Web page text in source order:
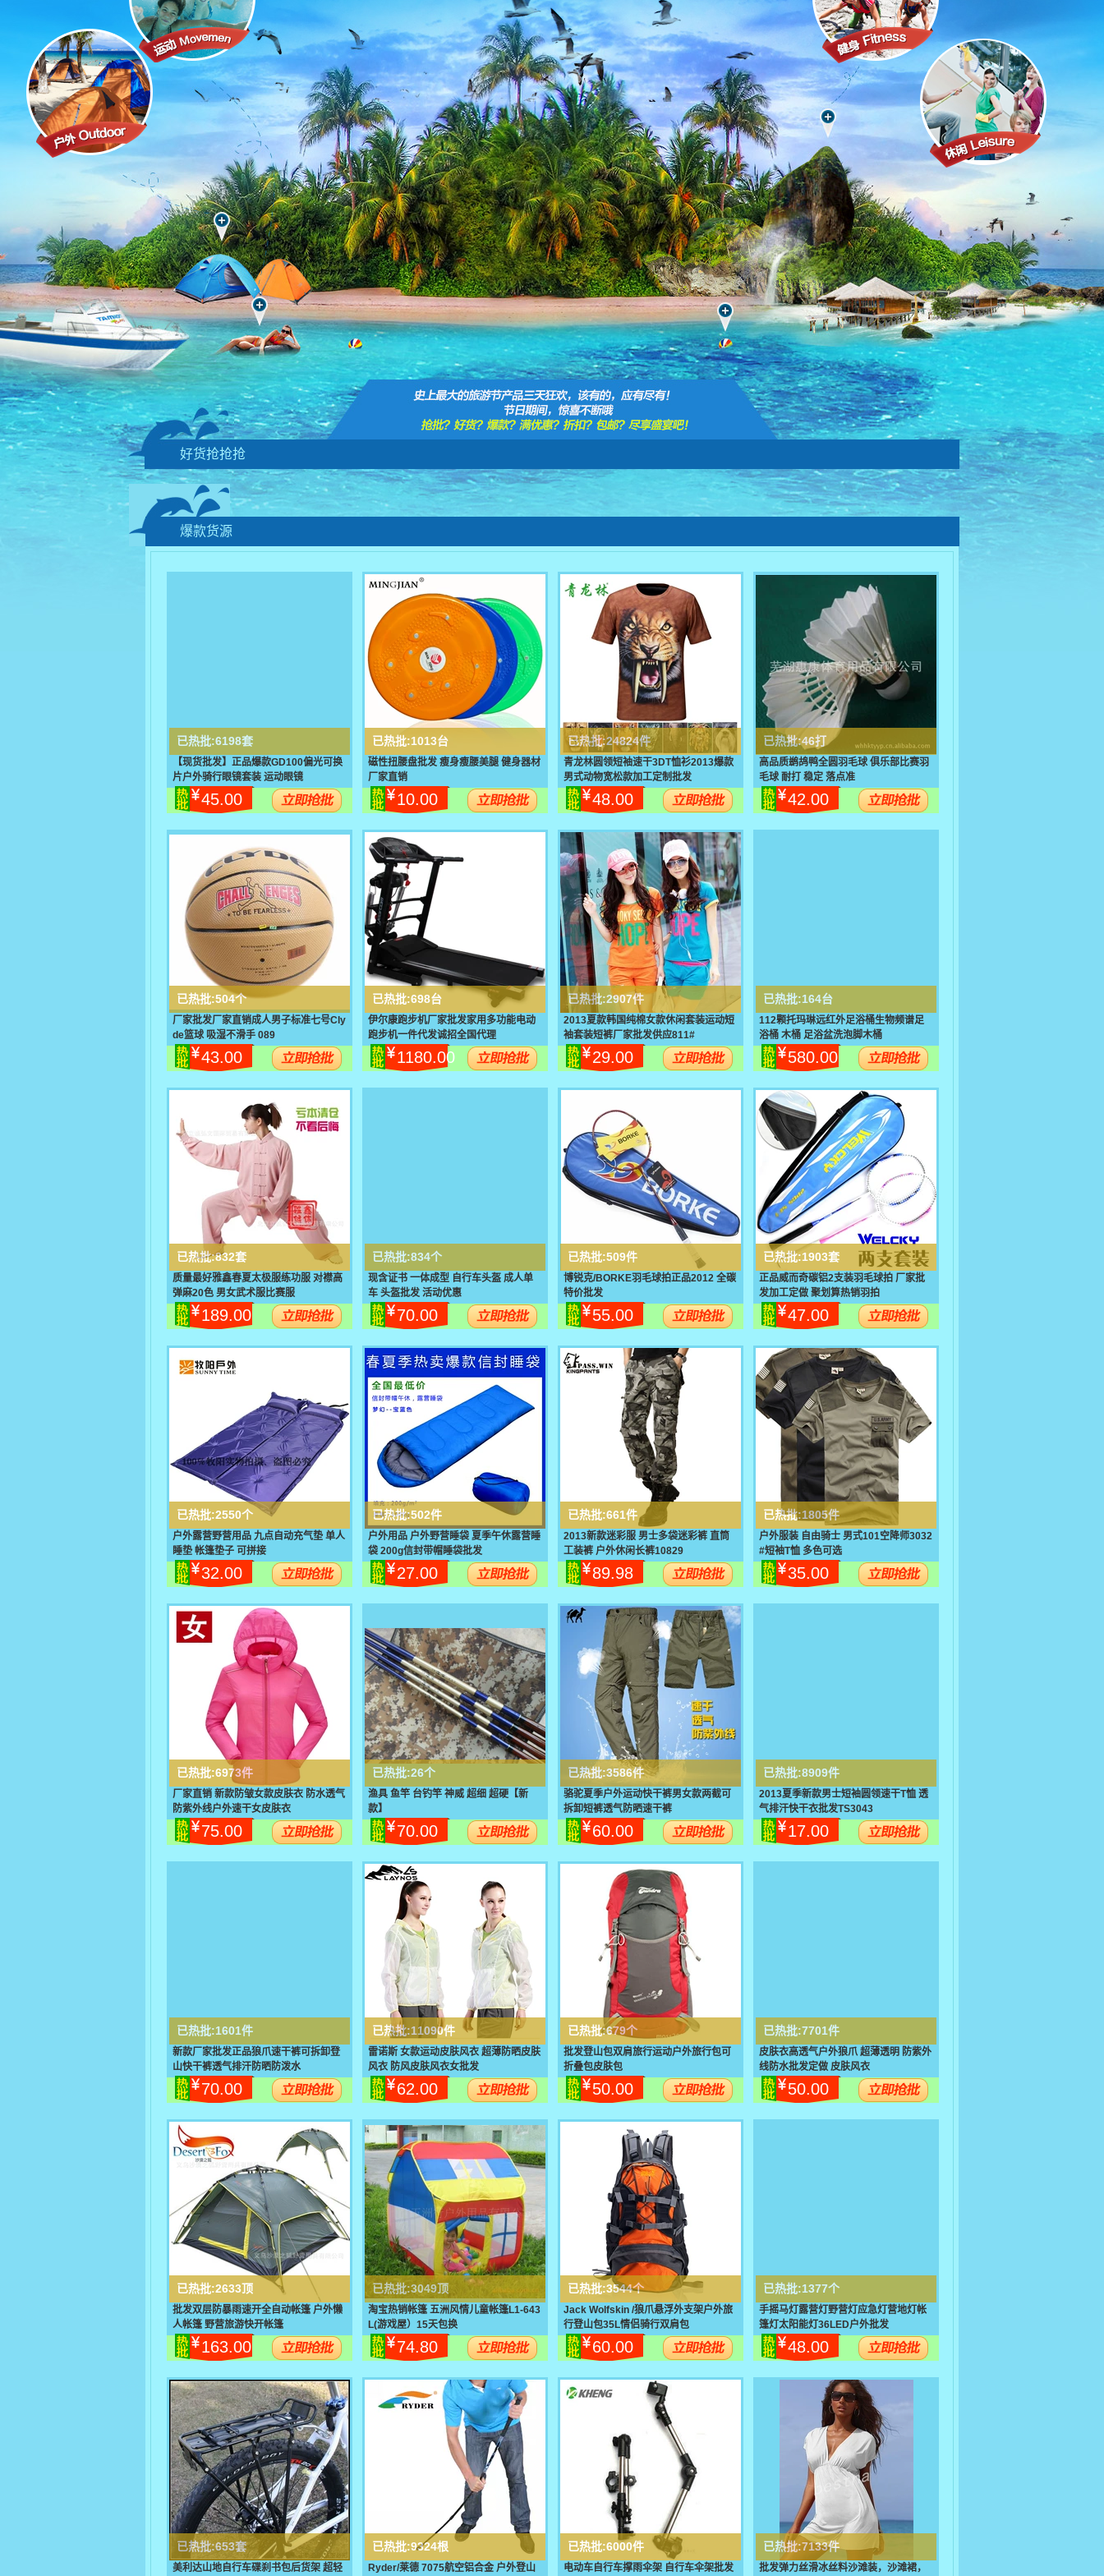
好货抢抢抢
爆款货源
已热批:6198套
【现货批发】正品爆款GD100偏光可换
片户外骑行眼镜套装 运动眼镜
45.00
已热批:1013台
磁性扭腰盘批发 瘦身瘦腰美腿 健身器材
厂家直销
10.00
已热批:24824件
青龙林圆领短袖速干3DT恤衫2013爆款
男式动物宽松款加工定制批发
48.00
已热批:46打
高品质鹚鸪鸭全圆羽毛球 俱乐部比赛羽
毛球 耐打 稳定 落点准
42.00
已热批:504个
厂家批发厂家直销成人男子标准七号Cly
de篮球 吸湿不滑手 089
43.00
已热批:698台
伊尔康跑步机厂家批发家用多功能电动
跑步机一件代发诚招全国代理
1180.00
已热批:2907件
2013夏款韩国纯棉女款休闲套装运动短
袖套装短裤厂家批发供应811#
29.00
已热批:164台
112颗托玛琳远红外足浴桶生物频谱足
浴桶 木桶 足浴盆洗泡脚木桶
580.00
已热批:832套
质量最好雅鑫春夏太极服练功服 对襟高
弹麻20色 男女武术服比赛服
189.00
已热批:834个
现含证书 一体成型 自行车头盔 成人单
车 头盔批发 活动优惠
70.00
已热批:509件
博锐克/BORKE羽毛球拍正品2012 全碳
特价批发
55.00
已热批:1903套
正品威而奇碳铝2支装羽毛球拍 厂家批
发加工定做 聚划算热销羽拍
47.00
已热批:2550个
户外露营野营用品 九点自动充气垫 单人
睡垫 帐篷垫子 可拼接
32.00
已热批:502件
户外用品 户外野营睡袋 夏季午休露营睡
袋 200g信封带帽睡袋批发
27.00
已热批:661件
2013新款迷彩服 男士多袋迷彩裤 直筒
工装裤 户外休闲长裤10829
89.98
已热批:1805件
户外服装 自由骑士 男式101空降师3032
#短袖T恤 多色可选
35.00
已热批:6973件
厂家直销 新款防皱女款皮肤衣 防水透气
防紫外线户外速干女皮肤衣
75.00
已热批:26个
渔具 鱼竿 台钓竿 神威 超细 超硬【新
款】
70.00
已热批:3586件
骆驼夏季户外运动快干裤男女款两截可
拆卸短裤透气防晒速干裤
60.00
已热批:8909件
2013夏季新款男士短袖圆领速干T恤 透
气排汗快干衣批发TS3043
17.00
已热批:1601件
新款厂家批发正品狼爪速干裤可拆卸登
山快干裤透气排汗防晒防泼水
70.00
已热批:11090件
雷诺斯 女款运动皮肤风衣 超薄防晒皮肤
风衣 防风皮肤风衣女批发
62.00
已热批:679个
批发登山包双肩旅行运动户外旅行包可
折叠包皮肤包
50.00
已热批:7701件
皮肤衣高透气户外狼爪 超薄透明 防紫外
线防水批发定做 皮肤风衣
50.00
已热批:2633顶
批发双层防暴雨速开全自动帐篷 户外懒
人帐篷 野营旅游快开帐篷
163.00
已热批:3049顶
淘宝热销帐篷 五洲风情儿童帐篷L1-643
L(游戏屋）15天包换
74.80
已热批:3544个
Jack Wolfskin /狼爪悬浮外支架户外旅
行登山包35L情侣骑行双肩包
60.00
已热批:1377个
手摇马灯露营灯野营灯应急灯营地灯帐
篷灯太阳能灯36LED户外批发
48.00
已热批:653套
美利达山地自行车碟刹书包后货架 超轻
已热批:9324根
Ryder/莱德 7075航空铝合金 户外登山
已热批:6000件
电动车自行车撑雨伞架 自行车伞架批发
已热批:7133件
批发弹力丝滑冰丝料沙滩装，沙滩裙，